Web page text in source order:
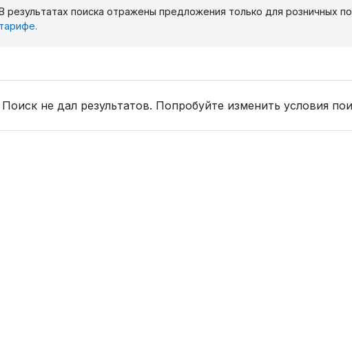
результатах поиска отражены предложения только для розничных
тарифе.
Поиск не дал результатов. Попробуйте изменить условия